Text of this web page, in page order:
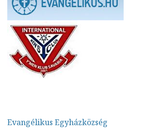
Evangélikus Egyházközség